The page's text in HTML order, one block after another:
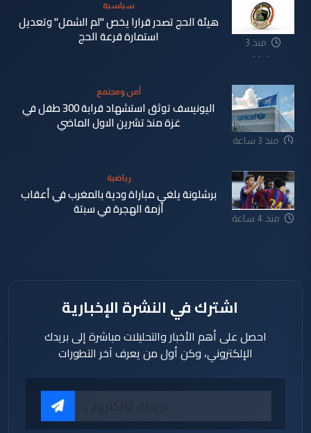
منذ 3
دقيقة
سياسية
هيئة الحج تصدر قرارا يخص "لم الشمل" وتعديل
استمارة قرعة الحج
منذ 3 ساعة
أمن ومجتمع
اليونيسف توثق استشهاد قرابة 300 طفل في
غزة منذ تشرين الاول الماضي
منذ 4 ساعة
رياضية
برشلونة يلغي مباراة ودية بالمغرب في أعقاب
أزمة الهجرة في سبتة
اشترك في النشرة الإخبارية
احصل على أهم الأخبار والتحليلات مباشرة إلى بريدك
الإلكتروني، وكن أول من يعرف آخر التطورات